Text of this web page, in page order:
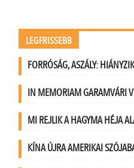
LEGFRISSEBB
FORRÓSÁG, ASZÁLY:
IN MEMORIAM GARAMVÁRI
MI REJLIK A HAGYMA HÉJA
KÍNA ÚJRA AMERIKAI